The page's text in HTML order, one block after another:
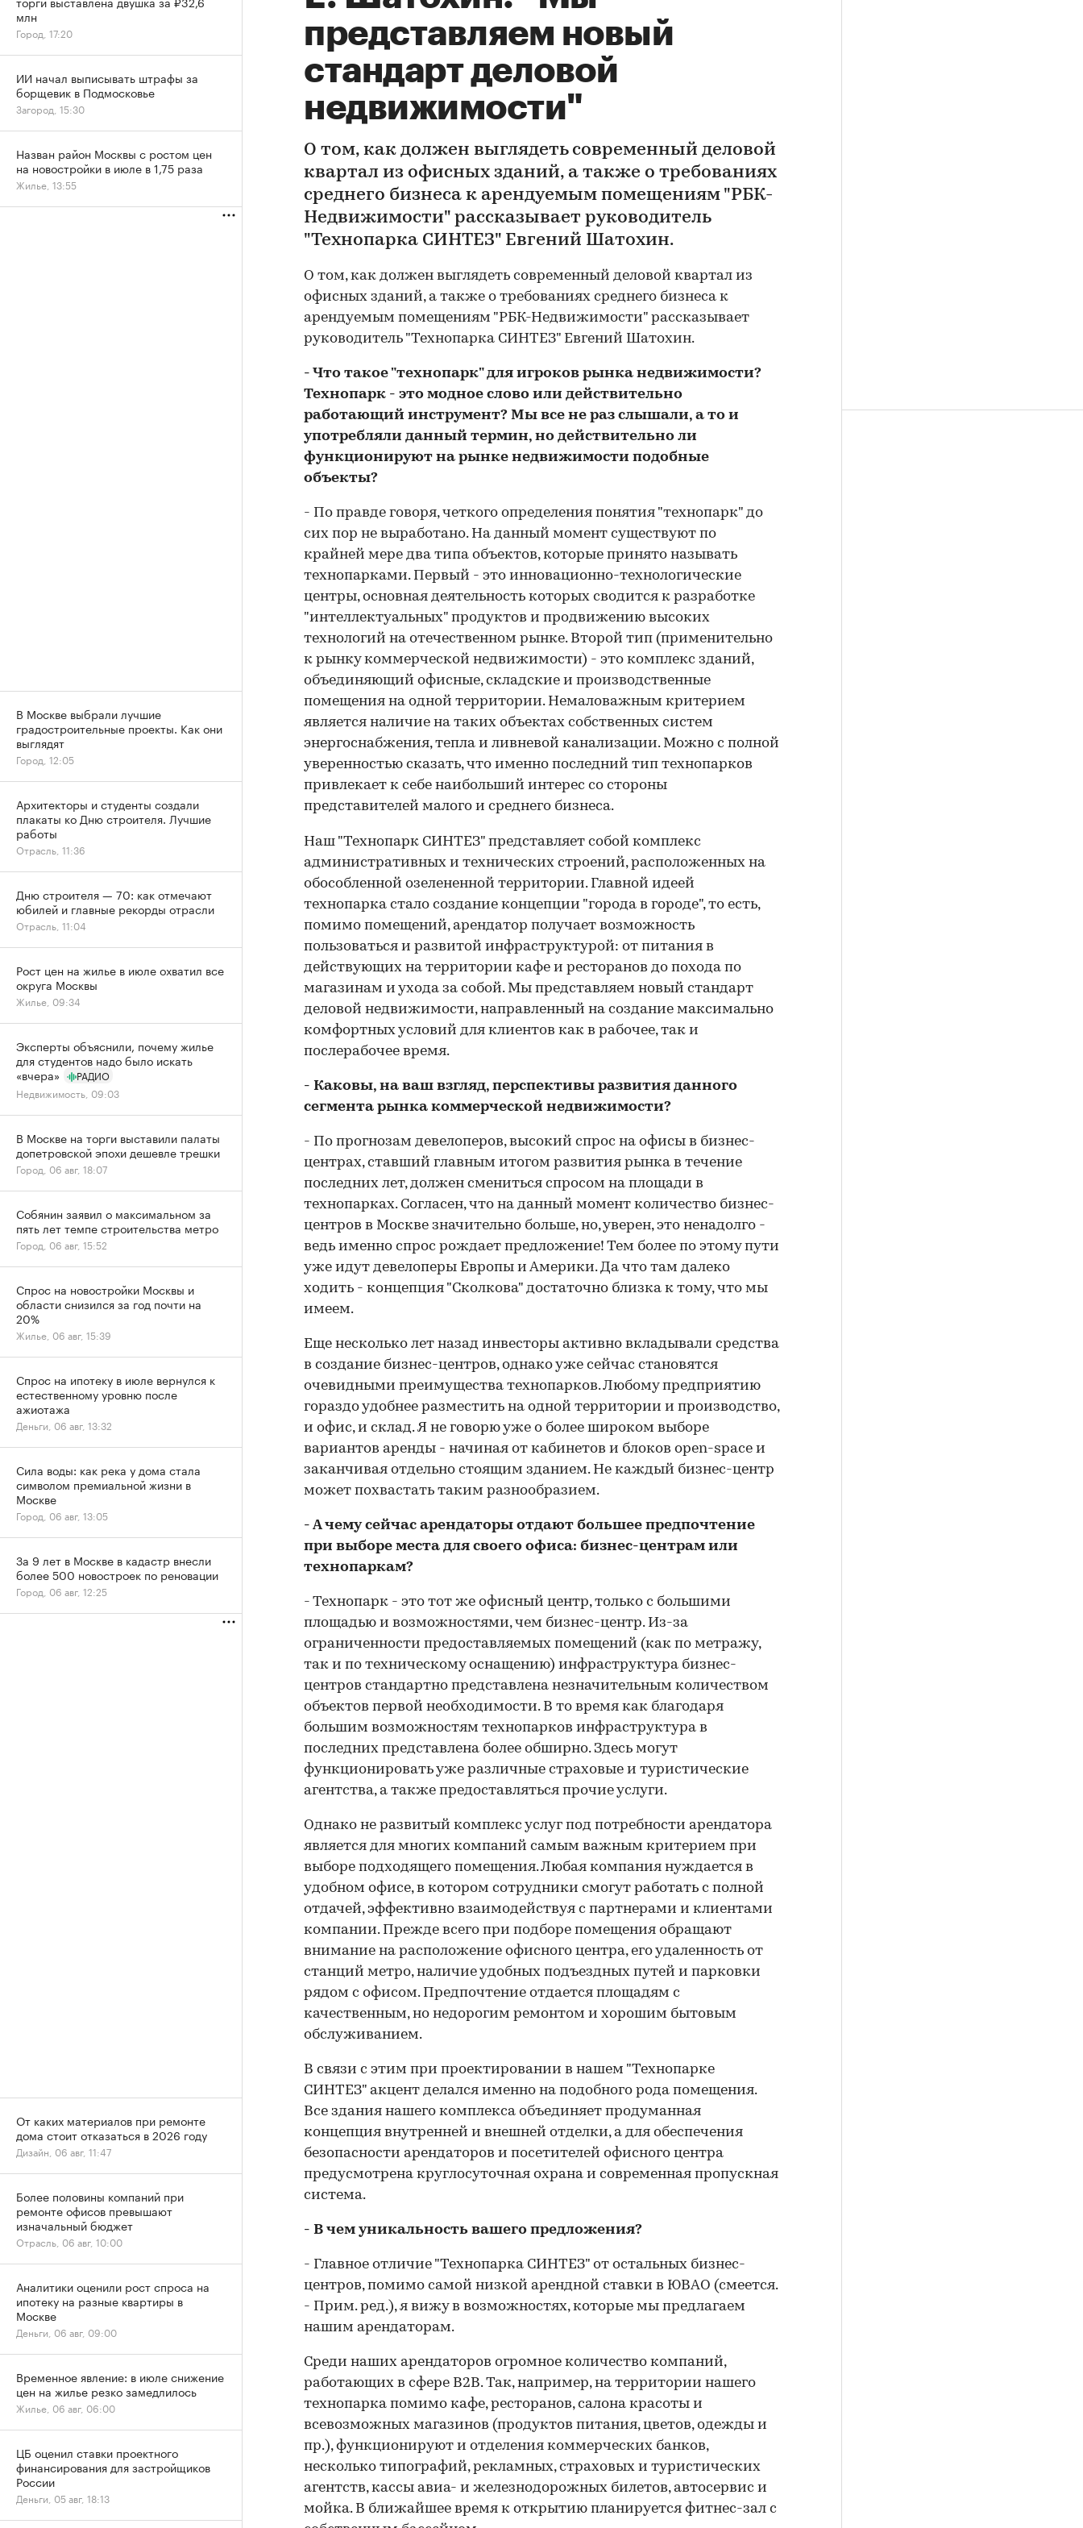
представляем новый
стандарт деловой
недвижимости"
О том, как должен выглядеть современный деловой
квартал из офисных зданий, а также о требованиях
среднего бизнеса к арендуемым помещениям "РБК-
Недвижимости" рассказывает руководитель
"Технопарка СИНТЕЗ" Евгений Шатохин.
О том, как должен выглядеть современный деловой квартал из
офисных зданий, а также о требованиях среднего бизнеса к
арендуемым помещениям "РБК-Недвижимости" рассказывает
руководитель "Технопарка СИНТЕЗ" Евгений Шатохин.
- Что такое "технопарк" для игроков рынка недвижимости?
Технопарк - это модное слово или действительно
работающий инструмент? Мы все не раз слышали, а то и
употребляли данный термин, но действительно ли
функционируют на рынке недвижимости подобные
объекты?
- По правде говоря, четкого определения понятия "технопарк" до
сих пор не выработано. На данный момент существуют по
крайней мере два типа объектов, которые принято называть
технопарками. Первый - это инновационно-технологические
центры, основная деятельность которых сводится к разработке
"интеллектуальных" продуктов и продвижению высоких
технологий на отечественном рынке. Второй тип (применительно
к рынку коммерческой недвижимости) - это комплекс зданий,
объединяющий офисные, складские и производственные
помещения на одной территории. Немаловажным критерием
является наличие на таких объектах собственных систем
энергоснабжения, тепла и ливневой канализации. Можно с полной
уверенностью сказать, что именно последний тип технопарков
привлекает к себе наибольший интерес со стороны
представителей малого и среднего бизнеса.
Наш "Технопарк СИНТЕЗ" представляет собой комплекс
административных и технических строений, расположенных на
обособленной озелененной территории. Главной идеей
технопарка стало создание концепции "города в городе", то есть,
помимо помещений, арендатор получает возможность
пользоваться и развитой инфраструктурой: от питания в
действующих на территории кафе и ресторанов до похода по
магазинам и ухода за собой. Мы представляем новый стандарт
деловой недвижимости, направленный на создание максимально
комфортных условий для клиентов как в рабочее, так и
послерабочее время.
- Каковы, на ваш взгляд, перспективы развития данного
сегмента рынка коммерческой недвижимости?
- По прогнозам девелоперов, высокий спрос на офисы в бизнес-
центрах, ставший главным итогом развития рынка в течение
последних лет, должен смениться спросом на площади в
технопарках. Согласен, что на данный момент количество бизнес-
центров в Москве значительно больше, но, уверен, это ненадолго -
ведь именно спрос рождает предложение! Тем более по этому пути
уже идут девелоперы Европы и Америки. Да что там далеко
ходить - концепция "Сколкова" достаточно близка к тому, что мы
имеем.
Еще несколько лет назад инвесторы активно вкладывали средства
в создание бизнес-центров, однако уже сейчас становятся
очевидными преимущества технопарков. Любому предприятию
гораздо удобнее разместить на одной территории и производство,
и офис, и склад. Я не говорю уже о более широком выборе
вариантов аренды - начиная от кабинетов и блоков open-space и
заканчивая отдельно стоящим зданием. Не каждый бизнес-центр
может похвастать таким разнообразием.
- А чему сейчас арендаторы отдают большее предпочтение
при выборе места для своего офиса: бизнес-центрам или
технопаркам?
- Технопарк - это тот же офисный центр, только с большими
площадью и возможностями, чем бизнес-центр. Из-за
ограниченности предоставляемых помещений (как по метражу,
так и по техническому оснащению) инфраструктура бизнес-
центров стандартно представлена незначительным количеством
объектов первой необходимости. В то время как благодаря
большим возможностям технопарков инфраструктура в
последних представлена более обширно. Здесь могут
функционировать уже различные страховые и туристические
агентства, а также предоставляться прочие услуги.
Однако не развитый комплекс услуг под потребности арендатора
является для многих компаний самым важным критерием при
выборе подходящего помещения. Любая компания нуждается в
удобном офисе, в котором сотрудники смогут работать с полной
отдачей, эффективно взаимодействуя с партнерами и клиентами
компании. Прежде всего при подборе помещения обращают
внимание на расположение офисного центра, его удаленность от
станций метро, наличие удобных подъездных путей и парковки
рядом с офисом. Предпочтение отдается площадям с
качественным, но недорогим ремонтом и хорошим бытовым
обслуживанием.
В связи с этим при проектировании в нашем "Технопарке
СИНТЕЗ" акцент делался именно на подобного рода помещения.
Все здания нашего комплекса объединяет продуманная
концепция внутренней и внешней отделки, а для обеспечения
безопасности арендаторов и посетителей офисного центра
предусмотрена круглосуточная охрана и современная пропускная
система.
- В чем уникальность вашего предложения?
- Главное отличие "Технопарка СИНТЕЗ" от остальных бизнес-
центров, помимо самой низкой арендной ставки в ЮВАО (смеется.
- Прим. ред.), я вижу в возможностях, которые мы предлагаем
нашим арендаторам.
Среди наших арендаторов огромное количество компаний,
работающих в сфере B2B. Так, например, на территории нашего
технопарка помимо кафе, ресторанов, салона красоты и
всевозможных магазинов (продуктов питания, цветов, одежды и
пр.), функционируют и отделения коммерческих банков,
несколько типографий, рекламных, страховых и туристических
агентств, кассы авиа- и железнодорожных билетов, автосервис и
мойка. В ближайшее время к открытию планируется фитнес-зал с
млн
Город, 17:20
ИИ начал выписывать штрафы за
борщевик в Подмосковье
Загород, 15:30
Назван район Москвы с ростом цен
на новостройки в июле в 1,75 раза
Жилье, 13:55
В Москве выбрали лучшие
градостроительные проекты. Как они
выглядят
Город, 12:05
Архитекторы и студенты создали
плакаты ко Дню строителя. Лучшие
работы
Отрасль, 11:36
Дню строителя — 70: как отмечают
юбилей и главные рекорды отрасли
Отрасль, 11:04
Рост цен на жилье в июле охватил все
округа Москвы
Жилье, 09:34
Эксперты объяснили, почему жилье
для студентов надо было искать
«вчера»
РАДИО
Недвижимость, 09:03
В Москве на торги выставили палаты
допетровской эпохи дешевле трешки
Город, 06 авг, 18:07
Собянин заявил о максимальном за
пять лет темпе строительства метро
Город, 06 авг, 15:52
Спрос на новостройки Москвы и
области снизился за год почти на
20%
Жилье, 06 авг, 15:39
Спрос на ипотеку в июле вернулся к
естественному уровню после
ажиотажа
Деньги, 06 авг, 13:32
Сила воды: как река у дома стала
символом премиальной жизни в
Москве
Город, 06 авг, 13:05
За 9 лет в Москве в кадастр внесли
более 500 новостроек по реновации
Город, 06 авг, 12:25
От каких материалов при ремонте
дома стоит отказаться в 2026 году
Дизайн, 06 авг, 11:47
Более половины компаний при
ремонте офисов превышают
изначальный бюджет
Отрасль, 06 авг, 10:00
Аналитики оценили рост спроса на
ипотеку на разные квартиры в
Москве
Деньги, 06 авг, 09:00
Временное явление: в июле снижение
цен на жилье резко замедлилось
Жилье, 06 авг, 06:00
ЦБ оценил ставки проектного
финансирования для застройщиков
России
Деньги, 05 авг, 18:13